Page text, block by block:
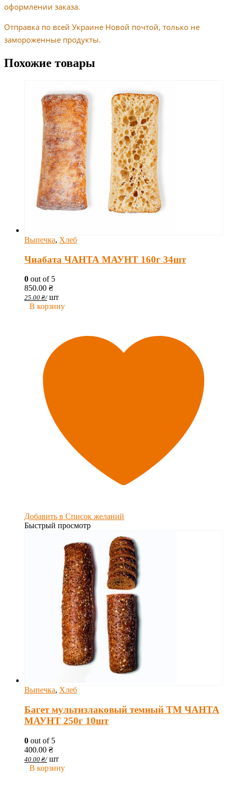
оформлении заказа.
Отправка по всей Украине Новой почтой, только не
замороженные продукты.
Похожие товары
Выпечка, Хлеб
Чиабата ЧАНТА МАУНТ 160г 34шт
0 out of 5
850.00 ₴
25.00 ₴/ шт
В корзину
Добавить в Список желаний
Быстрый просмотр
Выпечка, Хлеб
Багет мультизлаковый темный ТМ ЧАНТА
МАУНТ 250г 10шт
0 out of 5
400.00 ₴
40.00 ₴/ шт
В корзину